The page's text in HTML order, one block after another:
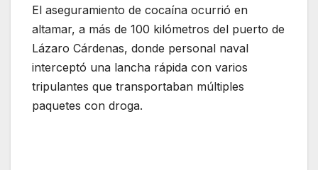
El aseguramiento de cocaína ocurrió en
altamar, a más de 100 kilómetros del puerto de
Lázaro Cárdenas, donde personal naval
interceptó una lancha rápida con varios
tripulantes que transportaban múltiples
paquetes con droga.